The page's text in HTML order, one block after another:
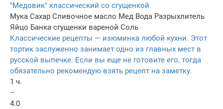
"Медовик" классический со сгущенкой
Мука Сахар Сливочное масло Мед Вода Разрыхлитель
Яйцо Банка сгущенки вареной Соль
Классические рецепты — изюминка любой кухни. Этот
тортик заслуженно занимает одно из главных мест в
русской выпечке. Если вы еще не готовите его, тогда
обязательно рекомендую взять рецепт на заметку.
1 ч.
–
4.0